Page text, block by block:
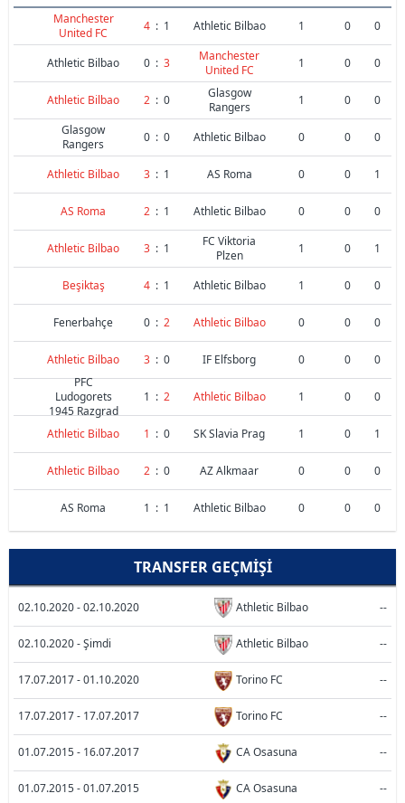
Manchester
United FC
4 : 1 Athletic Bilbao 1 0 0
Athletic Bilbao 0 : 3
Manchester
United FC
1 0 0
Athletic Bilbao 2 : 0
Glasgow
Rangers
1 0
0
Glasgow
Rangers
0 : 0 Athletic Bilbao 0 0 0
Athletic Bilbao 3 : 1 AS Roma 0 0 1
AS Roma 2 : 1 Athletic Bilbao 0 0 0
Athletic Bilbao 3 : 1
FC Viktoria
Plzen
1 0 1
Beşiktaş 4 : 1 Athletic Bilbao 1 0 0
Fenerbahçe 0 : 2 Athletic Bilbao 0 0 0
Athletic Bilbao 3 : 0 IF Elfsborg 0 0
0
PFC
Ludogorets
1945 Razgrad
1 : 2 Athletic Bilbao 1 0 0
Athletic Bilbao 1 : 0 SK Slavia Prag 1 0 1
Athletic Bilbao 2 : 0 AZ Alkmaar 0 0 0
AS Roma 1 : 1 Athletic Bilbao 0 0 0
TRANSFER GEÇMIŞI
02.10.2020 - 02.10.2020 Athletic Bilbao --
02.10.2020 - Şimdi Athletic Bilbao --
17.07.2017 - 01.10.2020 Torino FC --
17.07.2017 - 17.07.2017 Torino FC --
01.07.2015 - 16.07.2017 CA Osasuna --
01.07.2015 - 01.07.2015 CA Osasuna --